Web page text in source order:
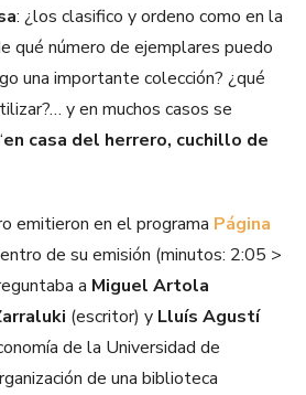
: ¿los clasifico y ordeno como en la
qué número de ejemplares puedo
una importante colección? ¿qué
y en muchos casos se
en casa del herrero, cuchillo de
emitieron en el programa Página
de su emisión (minutos: 2:05 >
a Miguel Artola
(escritor) y Lluís Agustí
de la Universidad de
de una biblioteca